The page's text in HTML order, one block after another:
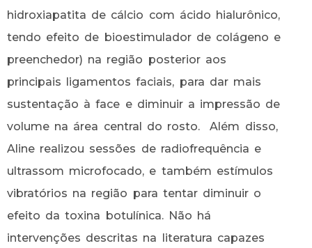
hidroxiapatita de cálcio com ácido hialurônico,
tendo efeito de bioestimulador de colágeno e
preenchedor) na região posterior aos
principais ligamentos faciais, para dar mais
sustentação à face e diminuir a impressão de
volume na área central do rosto. Além disso,
Aline realizou sessões de radiofrequência e
ultrassom microfocado, e também estímulos
vibratórios na região para tentar diminuir o
efeito da toxina botulínica. Não há
intervenções descritas na literatura capazes